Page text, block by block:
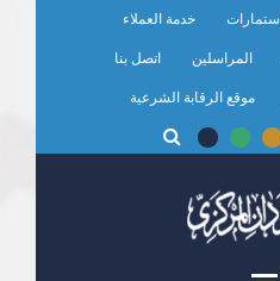
استمارات خدمة العملاء
المراسلين اتصل بنا
موقع الرقابة الشرعية